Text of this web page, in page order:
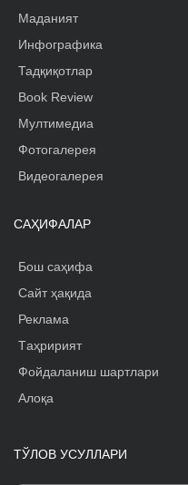
Маданият
Инфографика
Тадқиқотлар
Book Review
Мултимедиа
Фотогалерея
Видеогалерея
САҲИФАЛАР
Бош саҳифа
Сайт ҳақида
Реклама
Tаҳририят
Фойдаланиш шартлари
Алоқа
ТЎЛОВ УСУЛЛАРИ